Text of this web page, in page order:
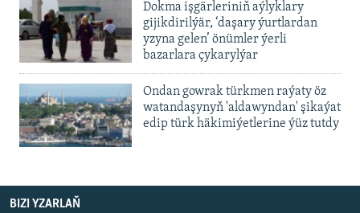
Dokma işgärleriniň aýlyklary
gijikdirilýär, ‘daşary ýurtlardan
yzyna gelen’ önümler ýerli
bazarlara çykarylýar
Ondan gowrak türkmen raýaty öz
watandaşynyň 'aldawyndan' şikaýat
edip türk häkimiýetlerine ýüz tutdy
BIZI YZARLAŇ